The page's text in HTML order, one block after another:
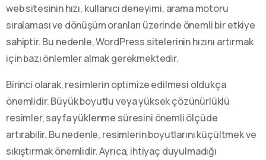
web sitesinin hızı, kullanıcı deneyimi, arama motoru
sıralaması ve dönüşüm oranları üzerinde önemli bir etkiye
sahiptir. Bu nedenle, WordPress sitelerinin hızını artırmak
için bazı önlemler almak gerekmektedir.
Birinci olarak, resimlerin optimize edilmesi oldukça
önemlidir. Büyük boyutlu veya yüksek çözünürlüklü
resimler, sayfa yüklenme süresini önemli ölçüde
artırabilir. Bu nedenle, resimlerin boyutlarını küçültmek ve
sıkıştırmak önemlidir. Ayrıca, ihtiyaç duyulmadığı